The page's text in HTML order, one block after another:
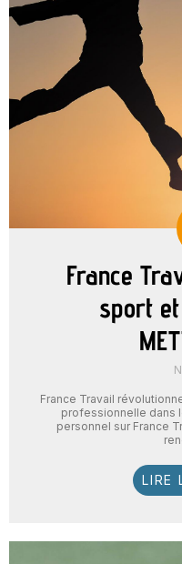
France
sport
France Travail
professionnelle dans
personnel sur France
LIRE